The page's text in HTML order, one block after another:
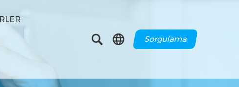
Sorgulama